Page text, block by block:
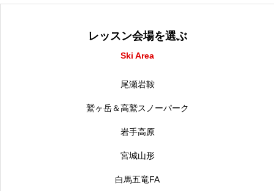
レッスン会場を選ぶ
Ski Area
尾瀬岩鞍
鷲ヶ岳＆高鷲スノーパーク
岩手高原
宮城山形
白馬五竜FA